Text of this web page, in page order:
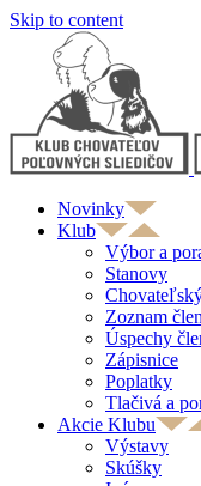
Skip to content
Novinky
Klub
Výbor a
Stanovy
Zoznam
Úspechy
Zápisnice
Poplatky
Tlačivá a
Akcie Klubu
Výstavy
Skúšky